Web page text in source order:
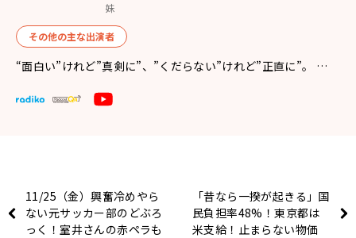
妹
その他の主な出演者
“面白い”けれど”真剣に”、”くだらない”けれど”正直に”。 …
11/25（金）興奮冷めやら
ない元サッカー部のどぶろ
っく！室井さんの赤ペラも
「昔なら一揆が起きる」国
民負担率48%！東京都は
米支給！止まらない物価